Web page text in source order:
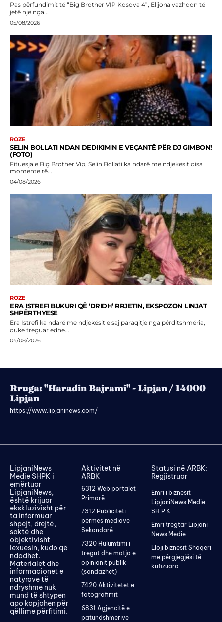
Pas përfundimit të “Big Brother VIP Kosova 4”, Elijona vazhdon të
jetë një nga...
05/08/2026
ROZE
SELIN BOLLATI NDAN DEDIKIMIN E VEÇANTË PËR DJ GIMBON!
(FOTO)
Fituesja e Big Brother Vip, Selin Bollati ka ndarë me ndjekësit disa
momente të...
04/08/2026
ROZE
ERA ISTREFI BUKURI QË ‘DRIDH’ RRJETIN, EKSPOZON LINJAT
SHPËRTHYESE
Era Istrefi ka ndarë me ndjekësit e saj paraqitje nga përditshmëria,
duke treguar edhe...
04/08/2026
Rruga: "Haradin Bajrami" - Lipjan / 14000
Lipjan
https://www.lipjaninews.com/
LipjaniNews
Medie SHPK i
emërtuar
LipjaniNews,
është krijuar
ekskluzivisht për
ta informuar
shpejt, drejtë,
saktë dhe
objektivisht
lexuesin, kudo që
ndodhet.
Materialet dhe
informacionet e
natyrave të
ndryshme nuk
mund të shtypen
apo kopjohen për
qëllime përfitimi.
Aktivitet në
ARBK
6312 Web portalet
Primarë
7312 Publiciteti
përmes mediave
Sekondarë
7320 Hulumtimi i
tregut dhe matja e
opinionit publik
(sondazhet)
7420 Aktivitetet e
fotografimit
6831 Agjencitë e
patundshmërive
Statusi në ARBK:
Regjistruar
Emri i biznesit
LipjaniNews Medie
SH.P.K.
Emri tregtar Lipjani
News Medie
Lloji biznesit Shoqëri
me përgjegjësi të
kufizuara